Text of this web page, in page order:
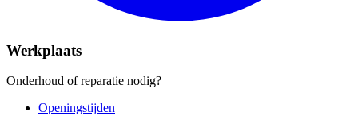
Werkplaats
Onderhoud of reparatie nodig?
Openingstijden